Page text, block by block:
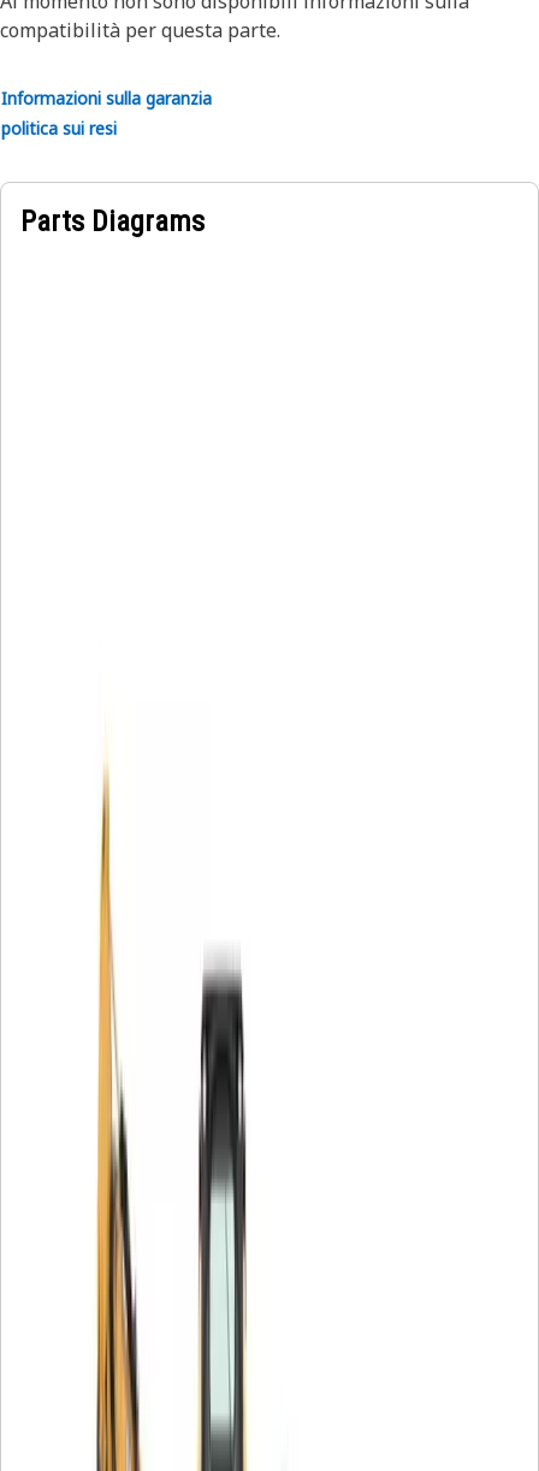
compatibilità per questa parte.
Informazioni sulla garanzia
politica sui resi
Parts Diagrams